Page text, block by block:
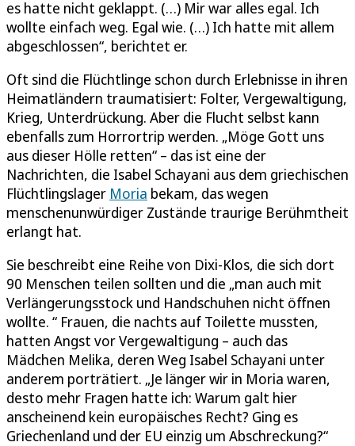
es hatte nicht geklappt. (…) Mir war alles egal. Ich
wollte einfach weg. Egal wie. (…) Ich hatte mit allem
abgeschlossen“, berichtet er.
Oft sind die Flüchtlinge schon durch Erlebnisse in ihren
Heimatländern traumatisiert: Folter, Vergewaltigung,
Krieg, Unterdrückung. Aber die Flucht selbst kann
ebenfalls zum Horrortrip werden. „Möge Gott uns
aus dieser Hölle retten“ – das ist eine der
Nachrichten, die Isabel Schayani aus dem griechischen
Flüchtlingslager Moria bekam, das wegen
menschenunwürdiger Zustände traurige Berühmtheit
erlangt hat.
Sie beschreibt eine Reihe von Dixi-Klos, die sich dort
90 Menschen teilen sollten und die „man auch mit
Verlängerungsstock und Handschuhen nicht öffnen
wollte. “ Frauen, die nachts auf Toilette mussten,
hatten Angst vor Vergewaltigung – auch das
Mädchen Melika, deren Weg Isabel Schayani unter
anderem porträtiert. „Je länger wir in Moria waren,
desto mehr Fragen hatte ich: Warum galt hier
anscheinend kein europäisches Recht? Ging es
Griechenland und der EU einzig um Abschreckung?“